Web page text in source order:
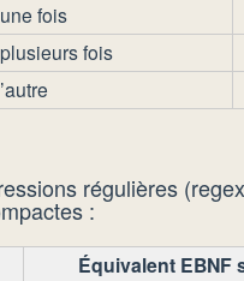
fois
fois
régulières
:
Équivalent EBNF